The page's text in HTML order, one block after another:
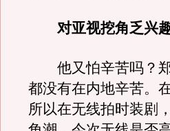
对亚视挖角乏兴
他又怕辛苦吗？郑
都没有在内地辛苦。
所以在无线拍时装剧